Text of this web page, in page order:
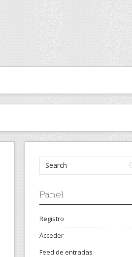
Panel
Registro
Acceder
Feed de entradas